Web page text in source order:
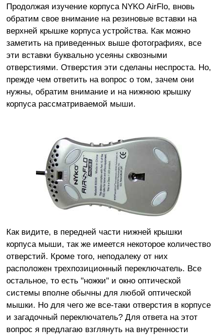
Продолжая изучение корпуса NYKO AirFlo, вновь
обратим свое внимание на резиновые вставки на
верхней крышке корпуса устройства. Как можно
заметить на приведенных выше фотографиях, все
эти вставки буквально усеяны сквозными
отверстиями. Отверстия эти сделаны неспроста. Но,
прежде чем ответить на вопрос о том, зачем они
нужны, обратим внимание и на нижнюю крышку
корпуса рассматриваемой мыши.
Как видите, в передней части нижней крышки
корпуса мыши, так же имеется некоторое количество
отверстий. Кроме того, неподалеку от них
расположен трехпозиционный переключатель. Все
остальное, то есть "ножки" и окно оптической
системы вполне обычны для любой оптической
мышки. Но для чего же все-таки отверстия в корпусе
и загадочный переключатель? Для ответа на этот
вопрос я предлагаю взглянуть на внутренности